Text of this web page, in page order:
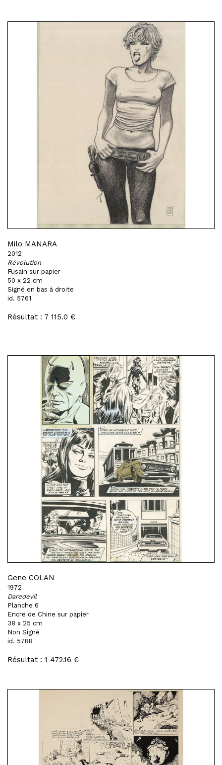
Milo MANARA
2012
Révolution
Fusain sur papier
50 x 22 cm
Signé en bas à droite
id. 5761
Résultat : 7 115.0 €
Gene COLAN
1972
Daredevil
Planche 6
Encre de Chine sur papier
38 x 25 cm
Non Signé
id. 5788
Résultat : 1 472.16 €